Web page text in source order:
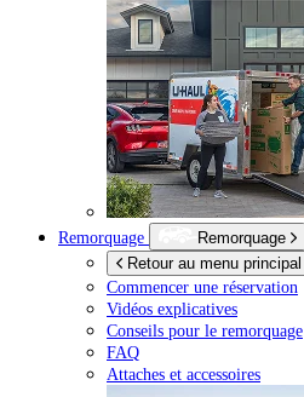
Remorquage
Remorquage
Retour au menu principal
Commencer une réservation
Vidéos explicatives
Conseils pour le remorquage
FAQ
Attaches et accessoires